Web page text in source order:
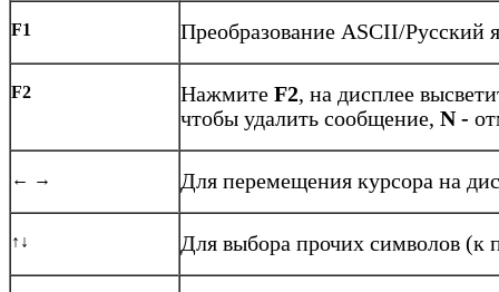
F1 Преобразование ASCII/Русский
F2 Нажмите F2, на дисплее
чтобы удалить сообщение, N-
← → Для перемещения курсора на
↑↓ Для выбора прочих символов (к